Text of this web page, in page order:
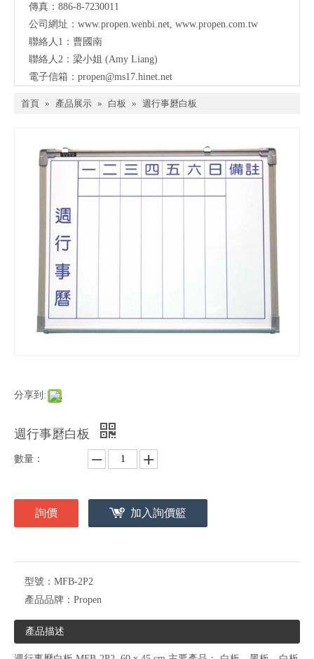
傳真：886-8-7230011
公司網址： www.propen.wenbi.net www.propen.com.tw
聯絡人1：曹國南
聯絡人2：梁小姐 (Amy Liang)
電子信箱： propen@ms17.hinet.net
首頁 » 產品展示 » 白板 » 週行事磿白板
分享到:
週行事磿白板
數量：
詢價 加入詢價籃
型號： MFB-2P2
產品品牌： Propen
產品描述